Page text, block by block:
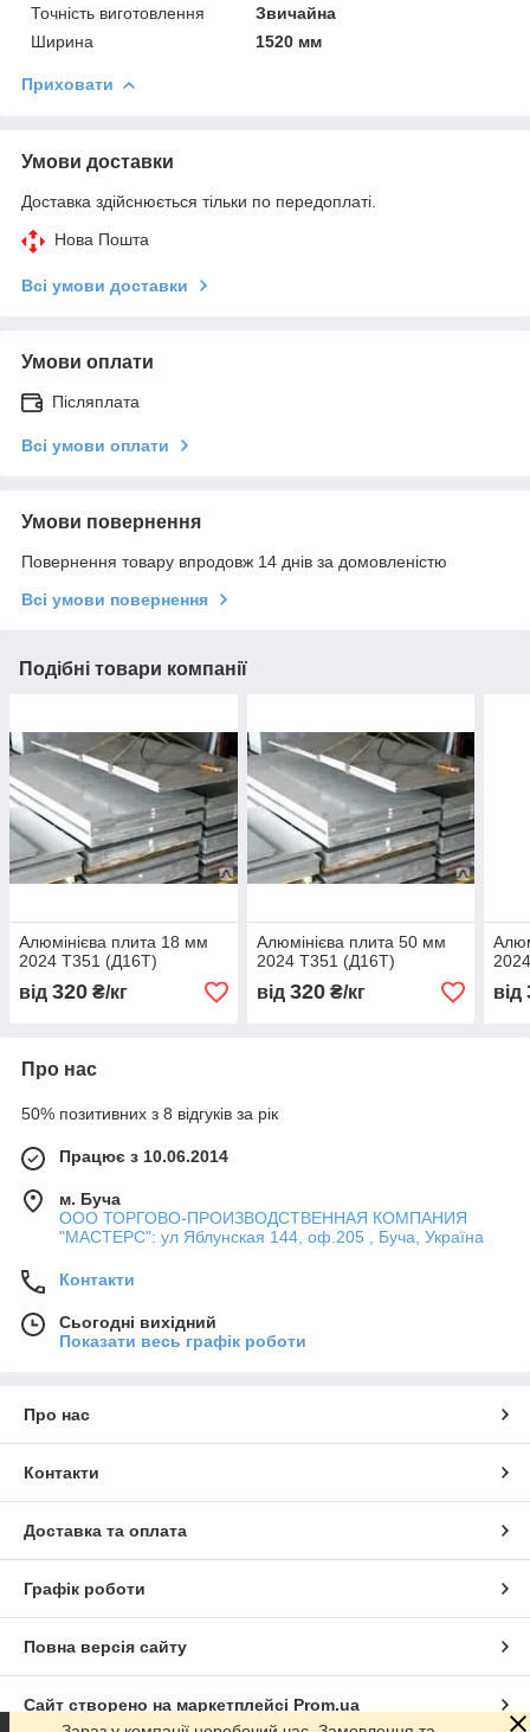
Точність виготовлення
Звичайна
Ширина
1520 мм
Приховати
Умови доставки
Доставка здійснюється тільки по передоплаті.
Нова Пошта
Всі умови доставки
Умови оплати
Післяплата
Всі умови оплати
Умови повернення
Повернення товару впродовж 14 днів за домовленістю
Всі умови повернення
Подібні товари компанії
Алюмінієва плита 18 мм
2024 T351 (Д16Т)
від 320 ₴/кг
Алюмінієва плита 50 мм
2024 T351 (Д16Т)
від 320₴/кг від
Про нас
50% позитивних з 8 відгуків за рік
Працює з 10.06.2014
м. Буча
ООО ТОРГОВО-ПРОИЗВОДСТВЕННАЯ КОМПАНИЯ
"МАСТЕРС": ул Яблунская 144, оф.205 , Буча, Україна
Контакти
Сьогодні вихідний
Показати весь графік роботи
Про нас
Контакти
Доставка та оплата
Графік роботи
Повна версія сайту
Сайт створено на маркетплейсі Prom.ua